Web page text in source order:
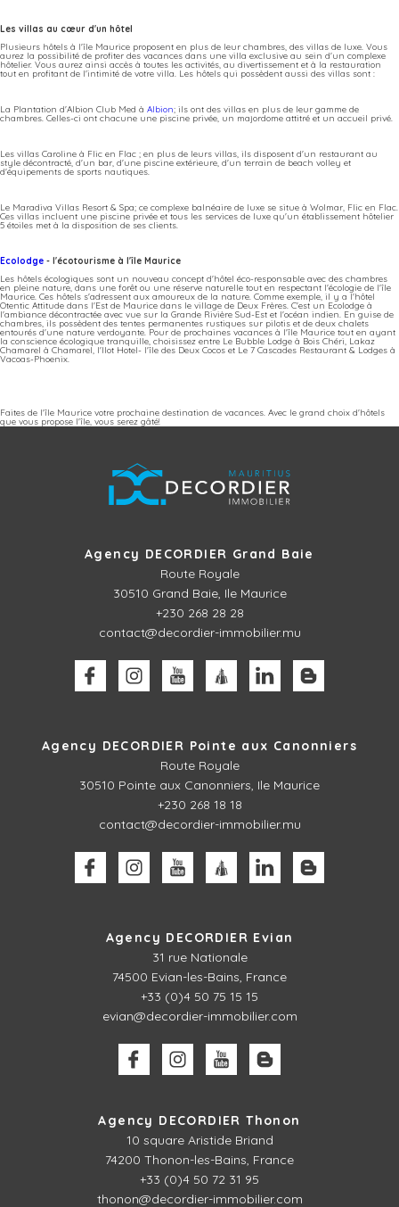
Les villas au cœur d'un hôtel
Plusieurs hôtels à l'île Maurice proposent en plus de leur chambres, des villas de luxe. Vous
aurez la possibilité de profiter des vacances dans une villa exclusive au sein d'un complexe
hôtelier. Vous aurez ainsi accès à toutes les activités, au divertissement et à la restauration
tout en profitant de l'intimité de votre villa. Les hôtels qui possèdent aussi des villas sont :
La Plantation d'Albion Club Med à Albion; ils ont des villas en plus de leur gamme de
chambres. Celles-ci ont chacune une piscine privée, un majordome attitré et un accueil privé.
Les villas Caroline à Flic en Flac ; en plus de leurs villas, ils disposent d'un restaurant au
style décontracté, d'un bar, d'une piscine extérieure, d'un terrain de beach volley et
d'équipements de sports nautiques.
Le Maradiva Villas Resort & Spa; ce complexe balnéaire de luxe se situe à Wolmar, Flic en Flac.
Ces villas incluent une piscine privée et tous les services de luxe qu'un établissement hôtelier
5 étoiles met à la disposition de ses clients.
Ecolodge - l'écotourisme à l'île Maurice
Les hôtels écologiques sont un nouveau concept d'hôtel éco-responsable avec des chambres
en pleine nature, dans une forêt ou une réserve naturelle tout en respectant l'écologie de l'île
Maurice. Ces hôtels s'adressent aux amoureux de la nature. Comme exemple, il y a l'hôtel
Otentic Attitude dans l'Est de Maurice dans le village de Deux Frères. C'est un Ecolodge à
l'ambiance décontractée avec vue sur la Grande Rivière Sud-Est et l'océan indien. En guise de
chambres, ils possèdent des tentes permanentes rustiques sur pilotis et de deux chalets
entourés d'une nature verdoyante. Pour de prochaines vacances à l'île Maurice tout en ayant
la conscience écologique tranquille, choisissez entre Le Bubble Lodge à Bois Chéri, Lakaz
Chamarel à Chamarel, l'Ilot Hotel- l'île des Deux Cocos et Le 7 Cascades Restaurant & Lodges à
Vacoas-Phoenix.
Faites de l'île Maurice votre prochaine destination de vacances. Avec le grand choix d'hôtels
que vous propose l'île, vous serez gâté!
Agency DECORDIER Grand Baie
Route Royale
30510 Grand Baie, Ile Maurice
+230 268 28 28
contact@decordier-immobilier.mu
Agency DECORDIER Pointe aux Canonniers
Route Royale
30510 Pointe aux Canonniers, Ile Maurice
+230 268 18 18
contact@decordier-immobilier.mu
Agency DECORDIER Evian
31 rue Nationale
74500 Evian-les-Bains, France
+33 (0)4 50 75 15 15
evian@decordier-immobilier.com
Agency DECORDIER Thonon
10 square Aristide Briand
74200 Thonon-les-Bains, France
+33 (0)4 50 72 31 95
thonon@decordier-immobilier.com